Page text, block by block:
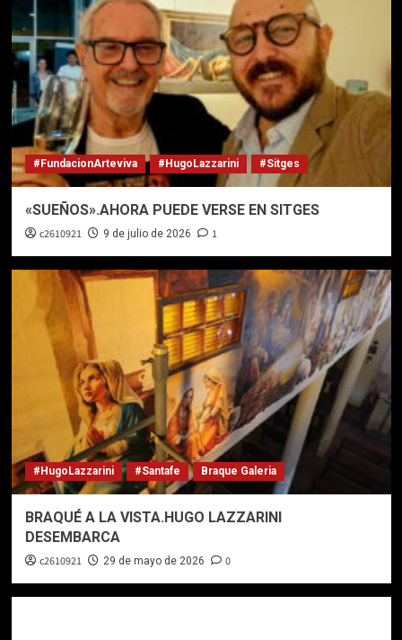
#FundacionArteviva #HugoLazzarini #Sitges
«SUEÑOS».AHORA PUEDE VERSE EN SITGES
c2610921 9 de julio de 2026 1
#HugoLazzarini #Santafe Braque Galeria
BRAQUÉ A LA VISTA.HUGO LAZZARINI
DESEMBARCA
c2610921 29 de mayo de 2026 0